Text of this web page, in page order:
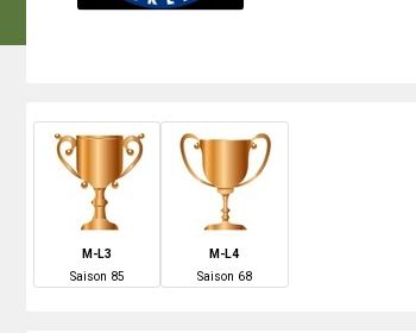
M-L3
Saison 85
M-L4
Saison 68